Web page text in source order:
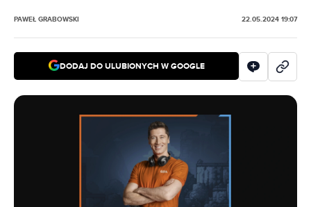
PAWEŁ GRABOWSKI 22.05.2024 19:07
DODAJ DO ULUBIONYCH W GOOGLE